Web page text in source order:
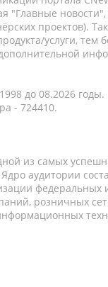
"Главные новости",
проектов).
услуги, тем
до 08.2026 годы.
- 724410.
из самых
аудитории
федеральных
розничных